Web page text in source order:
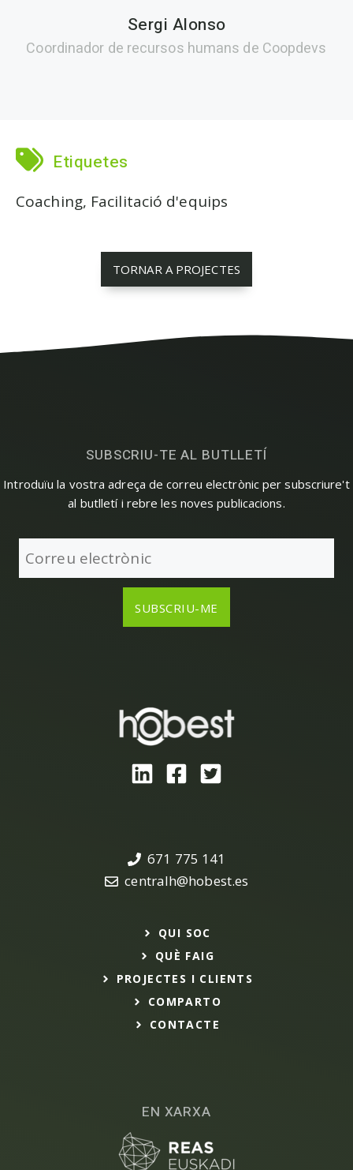
Sergi Alonso
Coordinador de recursos humans de Coopdevs
Etiquetes
Coaching, Facilitació d'equips
TORNAR A PROJECTES
SUBSCRIU-TE AL BUTLLETÍ
Introduïu la vostra adreça de correu electrònic per subscriure't
al butlletí i rebre les noves publicacions.
EN XARXA
671 775 141
centralh@hobest.es
QUI SOC
QUÈ FAIG
PROJECTES I CLIENTS
COMPARTO
CONTACTE